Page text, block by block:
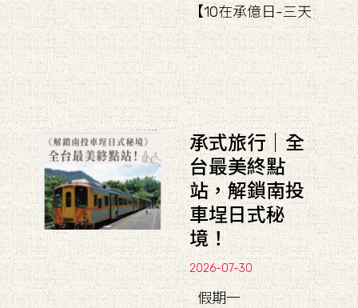
【10在承億日-三天
承式旅行｜全
台最美終點
站，解鎖南投
車埕日式秘
境！
2026-07-30
假期一